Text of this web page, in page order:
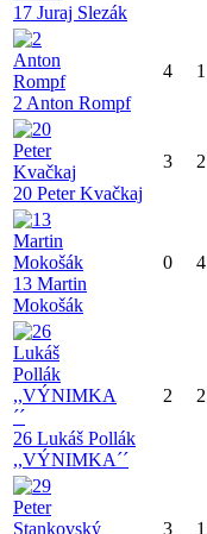
17 Juraj Slezák
2 Anton Rompf
4 1
20 Peter Kvačkaj
3 2
13 Martin
Mokošák
0 4
26 Lukáš Pollák
,,VÝNIMKA´´
2 2
3 1